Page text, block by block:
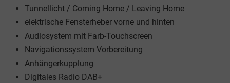
Tunnellicht / Coming Home / Leaving Home
elektrische Fensterheber vorne und hinten
Audiosystem mit Farb-Touchscreen
Navigationssystem Vorbereitung
Anhängerkupplung
Digitales Radio DAB+